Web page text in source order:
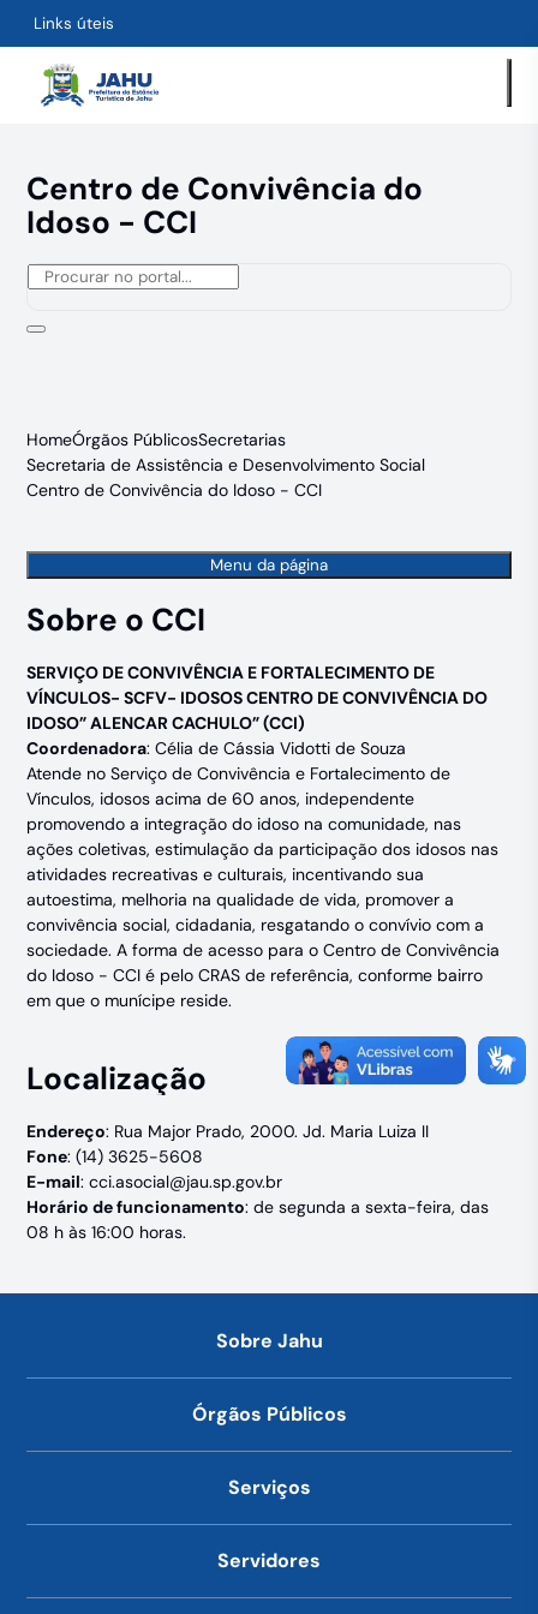
Links úteis
Centro de Convivência do
Idoso - CCI
HomeÓrgãos PúblicosSecretarias
Secretaria de Assistência e Desenvolvimento Social
Centro de Convivência do Idoso - CCI
Menu da página
Sobre o CCI
SERVIÇO DE CONVIVÊNCIA E FORTALECIMENTO DE
VÍNCULOS- SCFV- IDOSOS CENTRO DE CONVIVÊNCIA DO
IDOSO” ALENCAR CACHULO” (CCI)
Coordenadora: Célia de Cássia Vidotti de Souza
Atende no Serviço de Convivência e Fortalecimento de
Vínculos, idosos acima de 60 anos, independente
promovendo a integração do idoso na comunidade, nas
ações coletivas, estimulação da participação dos idosos nas
atividades recreativas e culturais, incentivando sua
autoestima, melhoria na qualidade de vida, promover a
convivência social, cidadania, resgatando o convívio com a
sociedade. A forma de acesso para o Centro de Convivência
do Idoso - CCI é pelo CRAS de referência, conforme bairro
em que o munícipe reside.
Localização
Endereço: Rua Major Prado, 2000. Jd. Maria Luiza II
Fone: (14) 3625-5608
E-mail:cci.asocial@jau.sp.gov.br
Horário de funcionamento: de segunda a sexta-feira, das
08 h às 16:00 horas.
Sobre Jahu
Órgãos Públicos
Serviços
Servidores